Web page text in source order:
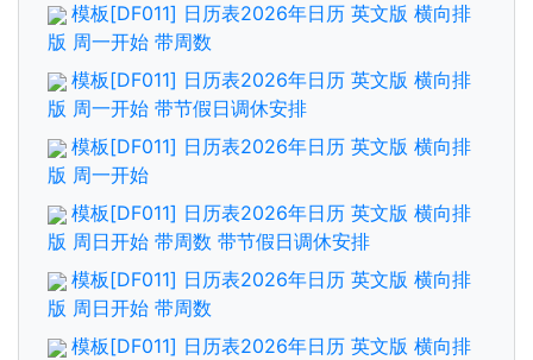
模板[DF011] 日历表2026年日历 英文版 横向排
版 周一开始 带周数
模板[DF011] 日历表2026年日历 英文版 横向排
版 周一开始 带节假日调休安排
模板[DF011] 日历表2026年日历 英文版 横向排
版 周一开始
模板[DF011] 日历表2026年日历 英文版 横向排
版 周日开始 带周数 带节假日调休安排
模板[DF011] 日历表2026年日历 英文版 横向排
版 周日开始 带周数
模板[DF011] 日历表2026年日历 英文版 横向排